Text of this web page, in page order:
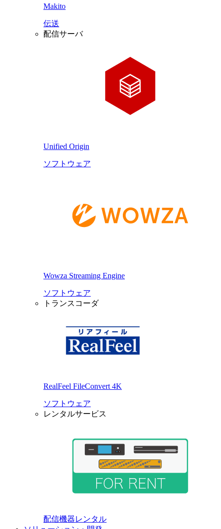
Makito
伝送
配信サーバ
Unified Origin
ソフトウェア
Wowza Streaming Engine
ソフトウェア
トランスコーダ
RealFeel FileConvert 4K
ソフトウェア
レンタルサービス
配信機器レンタル